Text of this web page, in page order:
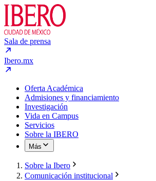
Sala de prensa
Ibero.mx
Oferta Académica
Admisiones y financiamiento
Investigación
Vida en Campus
Servicios
Sobre la IBERO
Más
Sobre la Ibero
Comunicación institucional